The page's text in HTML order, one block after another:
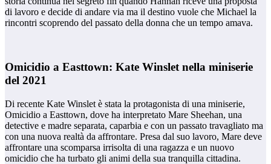
di lavoro e decide di andare via ma il destino vuole che Michael la
rincontri scoprendo del passato della donna che un tempo amava.
Omicidio a Easttown: Kate Winslet nella miniserie
del 2021
Di recente Kate Winslet è stata la protagonista di una miniserie,
Omicidio a Easttown, dove ha interpretato Mare Sheehan, una
detective e madre separata, caparbia e con un passato travagliato ma
con una nuova realtà da affrontare. Presa dal suo lavoro, Mare deve
affrontare una scomparsa irrisolta di una ragazza e un nuovo
omicidio che ha turbato gli animi della sua tranquilla cittadina.